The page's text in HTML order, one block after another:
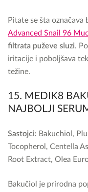
Pitate se šta označava
Advanced Snail 96
filtrata puževe sluzi.
iritacije i poboljšava
težine.
15. MEDIK8
NAJBOLJI
Sastojci: Bakuchiol,
Tocopherol, Centella
Root Extract, Olea
Bakučiol je prirodna